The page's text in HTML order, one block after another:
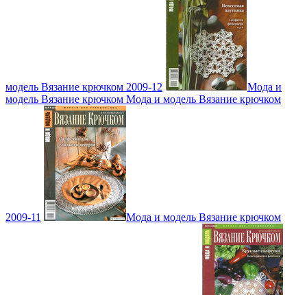
модель Вязание крючком 2009-12
Мода и
модель Вязание крючком Мода и модель Вязание крючком
2009-11 Мода и модель Вязание крючком